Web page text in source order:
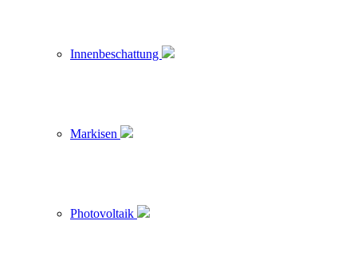
Innenbeschattung
Markisen
Photovoltaik